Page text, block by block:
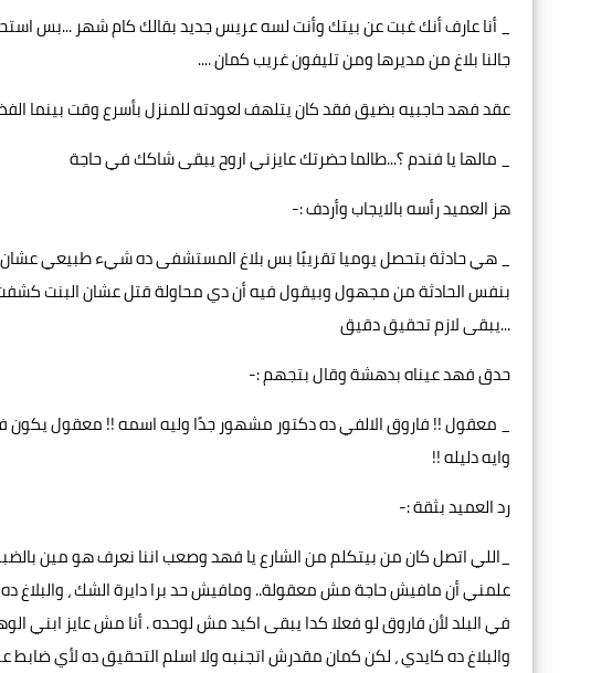
_ أنا عارف أنك غبت عن بيتك وأنت لسه عريس جديد بقالك كام شهر ...بس
جالنا بلاغ من مديرها ومن تليفون غريب كمان ....
عقد فهد حاجبيه بضيق فقد كان يتلهف لعودته للمنزل بأسرع وقت بينما
_ مالها يا فندم ؟...طالما حضرتك عايزني اروح يبقى شاكك في حاجة
هز العميد رأسه بالايجاب وأردف :-
_ هي حادثة بتحصل يوميا تقريبًا بس بلاغ المستشفى ده شيء طبيعي عشان
بنفس الحادثة من مجهول وبيقول فيه أن دي محاولة قتل عشان البنت
...يبقى لازم تحقيق دقيق
حدق فهد عيناه بدهشة وقال بتجهم :-
_ معقول !! فاروق الالفي ده دكتور مشهور جدًا وليه اسمه !! معقول يكون
وايه دليله !!
رد العميد بثقة :-
_اللي اتصل كان من بيتكلم من الشارع يا فهد وصعب اننا نعرف هو مين
علمني أن مافيش حاجة مش معقولة.. ومافيش حد برا دايرة الشك ، والبلاغ
في البلد لأن فاروق لو فعلا كدا يبقى اكيد مش لوحده . أنا مش عايز ابني
والبلاغ ده كايدي ، لكن كمان مقدرش اتجنبه ولا اسلم التحقيق ده لأي